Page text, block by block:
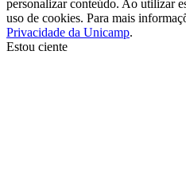
personalizar conteúdo. Ao utilizar
uso de cookies. Para mais
Privacidade da Unicamp.
Estou ciente